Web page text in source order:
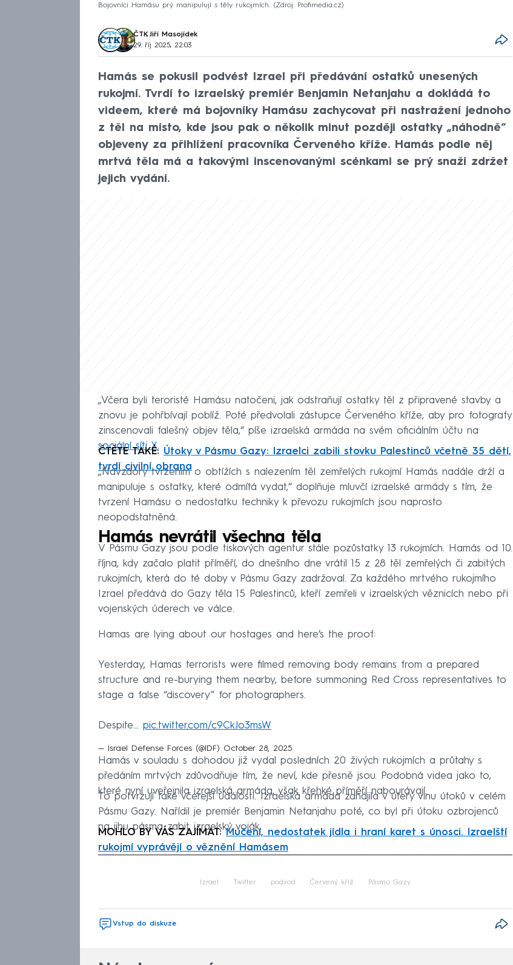
Bojovníci Hamásu prý manipulují s těly rukojmích. Zdroj: Profimedia.cz
ČTK, Jiří Masojídek
29. říj 2025, 22:03
Hamás se pokusil podvést Izrael při předávání ostatků unesených
rukojmí. Tvrdí to izraelský premiér Benjamin Netanjahu a dokládá to
videem, které má bojovníky Hamásu zachycovat při nastražení jednoho
z těl na místo, kde jsou pak o několik minut později ostatky „náhodně“
objeveny za přihlížení pracovníka Červeného kříže. Hamás podle něj
mrtvá těla má a takovými inscenovanými scénkami se prý snaží zdržet
jejich vydání.
„Včera byli teroristé Hamásu natočeni, jak odstraňují ostatky těl z připravené stavby a
znovu je pohřbívají poblíž. Poté předvolali zástupce Červeného kříže, aby pro fotografy
zinscenovali falešný objev těla,“ píše izraelská armáda na svém oficiálním účtu na
sociální síti X.
ČTĚTE TAKÉ: Útoky v Pásmu Gazy: Izraelci zabili stovku Palestinců včetně 35 dětí,
tvrdí civilní obrana
„Navzdory tvrzením o obtížích s nalezením těl zemřelých rukojmí Hamás nadále drží a
manipuluje s ostatky, které odmítá vydat,“ doplňuje mluvčí izraelské armády s tím, že
tvrzení Hamásu o nedostatku techniky k převozu rukojmích jsou naprosto
neopodstatněná.
Hamás nevrátil všechna těla
V Pásmu Gazy jsou podle tiskových agentur stále pozůstatky 13 rukojmích. Hamás od 10.
října, kdy začalo platit příměří, do dnešního dne vrátil 15 z 28 těl zemřelých či zabitých
rukojmích, která do té doby v Pásmu Gazy zadržoval. Za každého mrtvého rukojmího
Izrael předává do Gazy těla 15 Palestinců, kteří zemřeli v izraelských věznicích nebo při
vojenských úderech ve válce.
Hamas are lying about our hostages and here’s the proof:
Yesterday, Hamas terrorists were filmed removing body remains from a prepared
structure and re-burying them nearby, before summoning Red Cross representatives to
stage a false “discovery” for photographers.
Despite… pic.twitter.com/c9CkJo3msW
— Israel Defense Forces (@IDF) October 28, 2025
Hamás v souladu s dohodou již vydal posledních 20 živých rukojmích a průtahy s
předáním mrtvých zdůvodňuje tím, že neví, kde přesně jsou. Podobná videa jako to,
které nyní uveřejnila izraelská armáda, však křehké příměří nabourávají.
To potvrzují také včerejší události. Izraelská armáda zahájila v úterý vlnu útoků v celém
Pásmu Gazy. Nařídil je premiér Benjamin Netanjahu poté, co byl při útoku ozbrojenců
na jihu pásma zabit izraelský voják.
MOHLO BY VÁS ZAJÍMAT:Mučení, nedostatek jídla i hraní karet s únosci. Izraelští
rukojmí vyprávějí o věznění Hamásem
Izrael Twitter podvod Červený kříž Pásmo Gazy
Vstup do diskuze